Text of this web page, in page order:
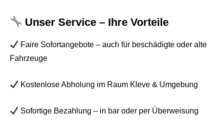
Unser Service – Ihre Vorteile
Faire Sofortangebote – auch für beschädigte oder alte
Fahrzeuge
Kostenlose Abholung im Raum Kleve & Umgebung
Sofortige Bezahlung – in bar oder per Überweisung